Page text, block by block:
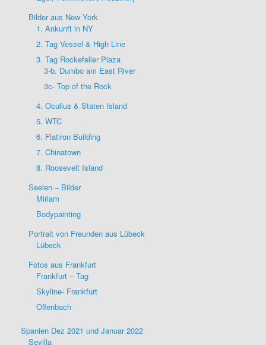
Bilder aus New York
1. Ankunft in NY
2. Tag Vessel & High Line
3. Tag Rockefeller Plaza
3-b. Dumbo am East River
3c- Top of the Rock
4. Ocullus & Staten Island
5. WTC
6. Flatiron Building
7. Chinatown
8. Roosevelt Island
Seelen – Bilder
Miriam
Bodypainting
Portrait von Freunden aus Lübeck
Lübeck
Fotos aus Frankfurt
Frankfurt – Tag
Skyline- Frankfurt
Offenbach
Spanien Dez 2021 und Januar 2022
Sevilla